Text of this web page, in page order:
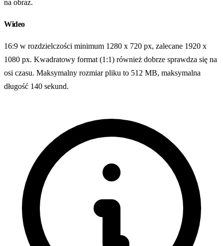
na obraz.
Wideo
16:9 w rozdzielczości minimum 1280 x 720 px, zalecane 1920 x
1080 px. Kwadratowy format (1:1) również dobrze sprawdza się na
osi czasu. Maksymalny rozmiar pliku to 512 MB, maksymalna
długość 140 sekund.